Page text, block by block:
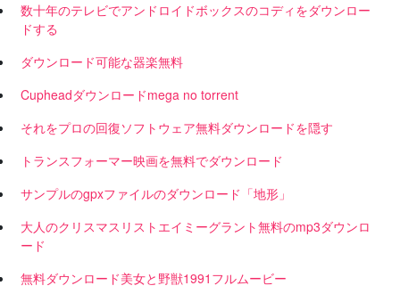
数十年のテレビでアンドロイドボックスのコディをダウンロー
ドする
ダウンロード可能な器楽無料
Cupheadダウンロードmega no torrent
それをプロの回復ソフトウェア無料ダウンロードを隠す
トランスフォーマー映画を無料でダウンロード
サンプルのgpxファイルのダウンロード「地形」
大人のクリスマスリストエイミーグラント無料のmp3ダウンロ
ード
無料ダウンロード美女と野獣1991フルムービー